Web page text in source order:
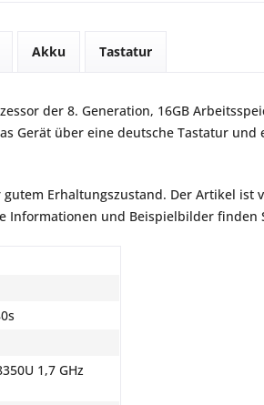
Akku Tastatur
der 8. Generation, 16GB
Gerät über eine deutsche Tastatur und
Erhaltungszustand. Der Artikel ist
Informationen und Beispielbilder finden
1,7 GHz